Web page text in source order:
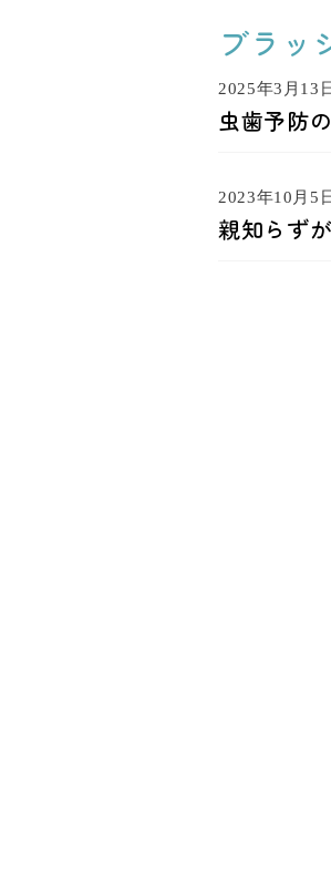
ブラッ
2025年3月13
虫歯予防
2023年10月5
親知らず